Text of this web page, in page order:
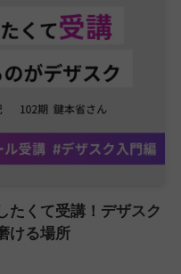
たくて受講！デザスク
ける場所